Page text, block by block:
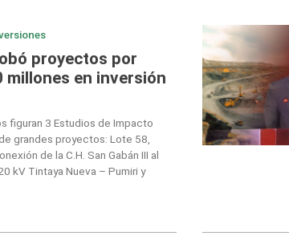
proyectos por
millones en inversión
figuran 3 Estudios de Impacto
grandes proyectos: Lote 58,
de la C.H. San Gabán III al
kV Tintaya Nueva – Pumiri y